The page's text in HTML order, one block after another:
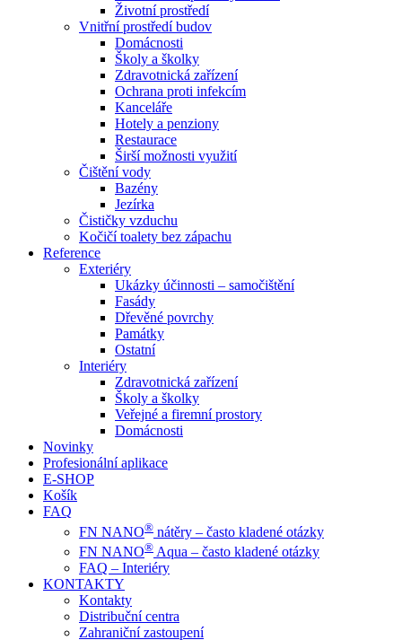
Životní prostředí
Vnitřní prostředí budov
Domácnosti
Školy a školky
Zdravotnická zařízení
Ochrana proti infekcím
Kanceláře
Hotely a penziony
Restaurace
Širší možnosti využití
Čištění vody
Bazény
Jezírka
Čističky vzduchu
Kočičí toalety bez zápachu
Reference
Exteriéry
Ukázky účinnosti – samočištění
Fasády
Dřevěné povrchy
Památky
Ostatní
Interiéry
Zdravotnická zařízení
Školy a školky
Veřejné a firemní prostory
Domácnosti
Novinky
Profesionální aplikace
E-SHOP
Košík
FAQ
FN NANO® nátěry – často kladené otázky
FN NANO® Aqua – často kladené otázky
FAQ – Interiéry
KONTAKTY
Kontakty
Distribuční centra
Zahraniční zastoupení